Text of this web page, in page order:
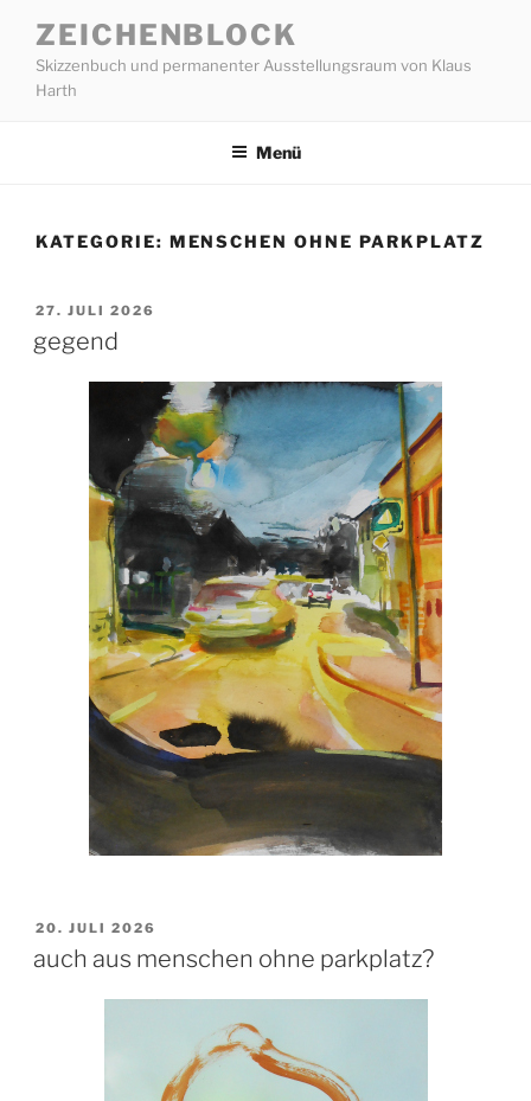
Inhalt
springen
ZEICHENBLOCK
Skizzenbuch und permanenter Ausstellungsraum von Klaus
Harth
Menü
KATEGORIE: MENSCHEN OHNE PARKPLATZ
VERÖFFENTLICHT
27. JULI 2026
gegend
VERÖFFENTLICHT
20. JULI 2026
auch aus menschen ohne parkplatz?